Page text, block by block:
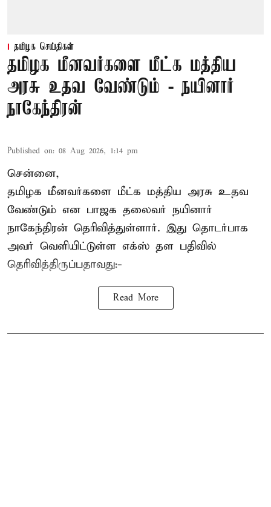
தமிழக செய்திகள்
தமிழக மீனவர்களை மீட்க மத்திய
அரசு உதவ வேண்டும் - நயினார்
நாகேந்திரன்
Published on: 08 Aug 2026, 1:14 pm
சென்னை,
தமிழக மீனவர்களை மீட்க மத்திய அரசு உதவ
வேண்டும் என பாஜக தலைவர் நயினார்
நாகேந்திரன் தெரிவித்துள்ளார். இது தொடர்பாக
அவர் வெளியிட்டுள்ள எக்ஸ் தள பதிவில்
தெரிவித்திருப்பதாவது:-
Read More